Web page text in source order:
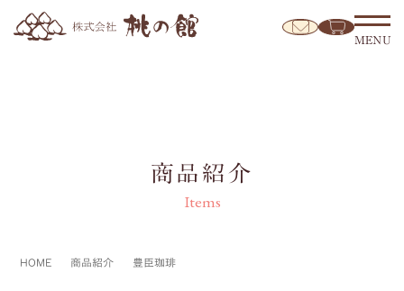
MENU
商品紹介
Items
HOME 商品紹介 豊臣珈琲